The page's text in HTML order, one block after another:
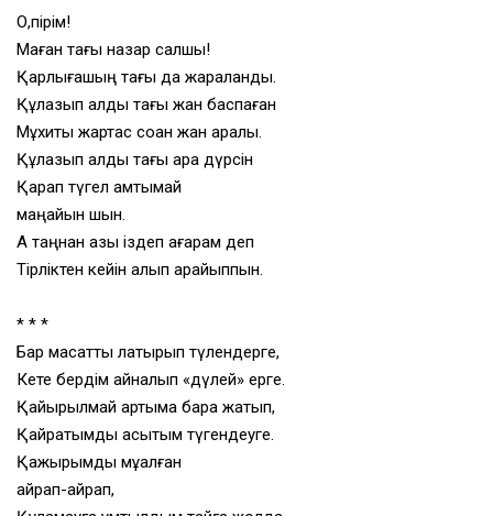
О,пірім!
Маған тағы назар салшы!
Қарлығашың тағы да жараланды.
Құлазып қалды тағы жан баспаған
Мұхиты жартас соққан жан аралы.
Құлазып қалды тағы қара дүрсін
Қарап түгел қамтымай
маңайын шын.
Ақ таңнан азық іздеп ағарам деп
Тірліктен кейін қалып қарайыппын.
* * *
Бар мақсатты лақтырып түлендерге,
Кете бердім айналып «дүлей» ерге.
Қайырылмай артыма бара жатып,
Қайратымды асықтым түгендеуге.
Қажырымды мұқалған
қайрап-қайрап,